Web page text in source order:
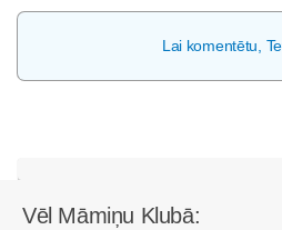
Lai komentētu,
Vēl Māmiņu Klubā: